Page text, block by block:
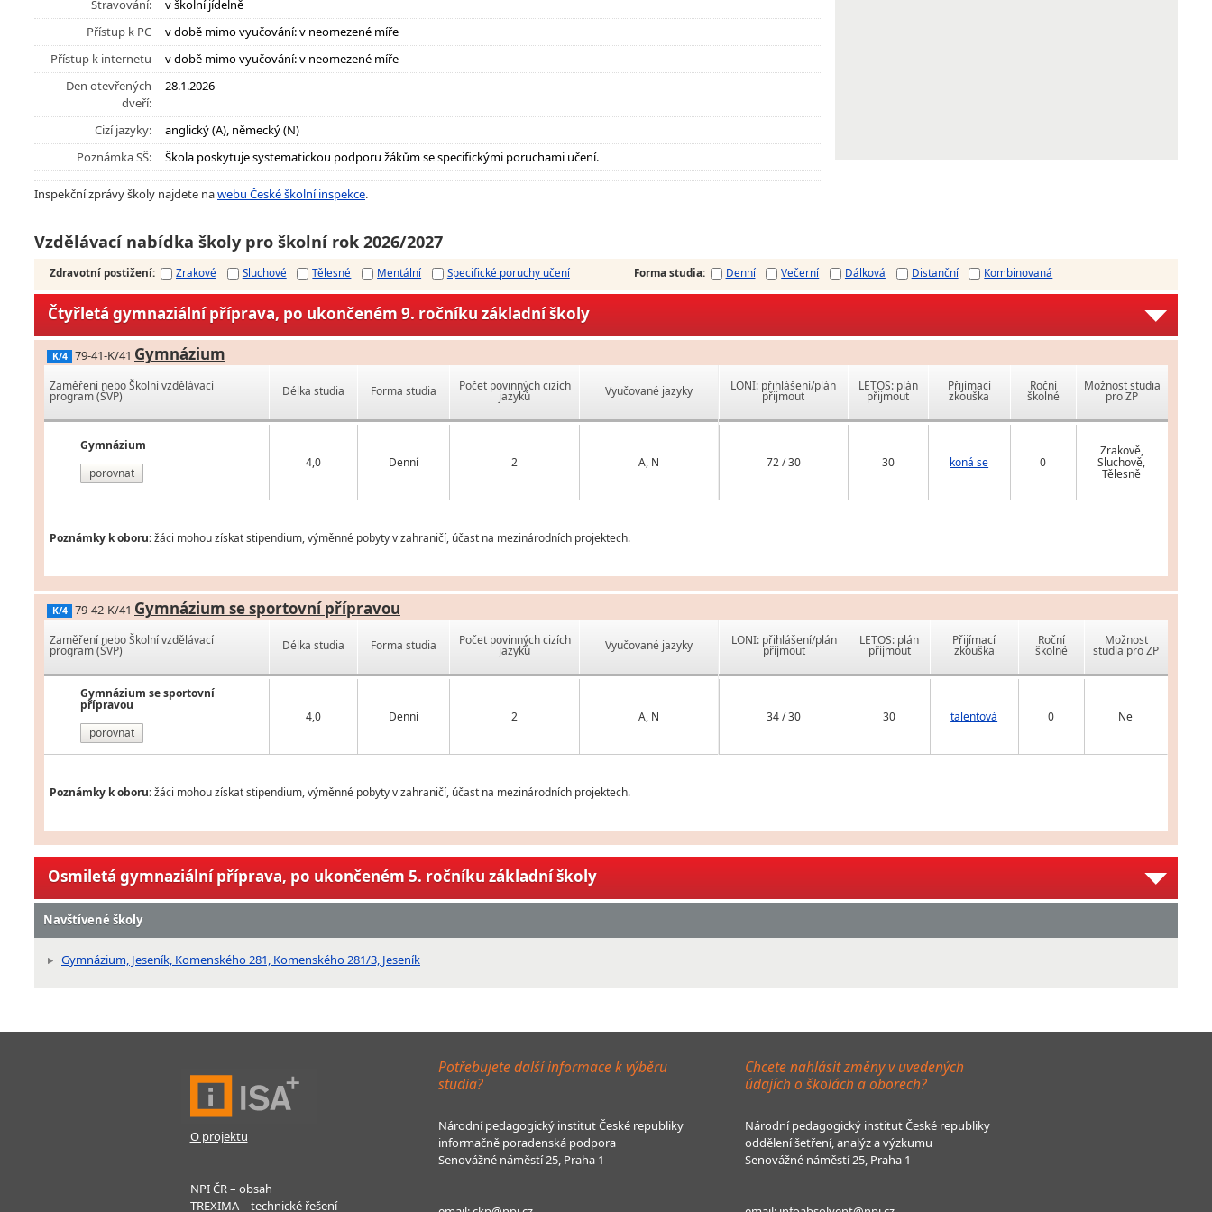
Stravování:
v školní jídelně
Přístup k PC
v době mimo vyučování: v neomezené míře
Přístup k internetu
v době mimo vyučování: v neomezené míře
Den otevřených
dveří:
28.1.2026
Cizí jazyky:
anglický (A), německý (N)
Poznámka SŠ:
Škola poskytuje systematickou podporu žákům se specifickými poruchami učení.
Inspekční zprávy školy najdete nawebu České školní inspekce.
Vzdělávací nabídka školy pro školní rok 2026/2027
Zdravotní postižení: Zrakové Sluchové Tělesné Mentální Specifické poruchy učení Forma studia: Denní Večerní Dálková Distanční Kombinovaná
Čtyřletá gymnaziální příprava, po ukončeném 9. ročníku základní školy
K/4 79-41-K/41 Gymnázium
Zaměření nebo Školní vzdělávací
program (ŠVP)
Gymnázium
porovnat
Délka studia Forma studia Počet povinných cizích
jazyků Vyučované jazyky
4,0 Denní 2 A, N
LONI: přihlášení/plán
přijmout
LETOS: plán
přijmout
Přijímací
zkouška
Roční
školné
Možnost studia
pro ZP
72 / 30 30 koná se 0
Zrakově,
Sluchově,
Tělesně
Poznámky k oboru:žáci mohou získat stipendium, výměnné pobyty v zahraničí, účast na mezinárodních projektech.
K/4 79-42-K/41 Gymnázium se sportovní přípravou
Zaměření nebo Školní vzdělávací
program (ŠVP)
Gymnázium se sportovní
přípravou
porovnat
Délka studia Forma studia Počet povinných cizích
jazyků Vyučované jazyky
4,0 Denní 2 A, N
LONI: přihlášení/plán
přijmout
LETOS: plán
přijmout
Přijímací
zkouška
Roční
školné
Možnost
studia pro ZP
34 / 30 30 talentová 0 Ne
Poznámky k oboru:žáci mohou získat stipendium, výměnné pobyty v zahraničí, účast na mezinárodních projektech.
Osmiletá gymnaziální příprava, po ukončeném 5. ročníku základní školy
Navštívené školy
Gymnázium, Jeseník, Komenského 281, Komenského 281/3, Jeseník
O projektu
NPI ČR – obsah
TREXIMA – technické řešení
Potřebujete další informace k výběru
studia?
Národní pedagogický institut České republiky
informačně poradenská podpora
Senovážné náměstí 25, Praha 1
Chcete nahlásit změny v uvedených
údajích o školách a oborech?
Národní pedagogický institut České republiky
oddělení šetření, analýz a výzkumu
Senovážné náměstí 25, Praha 1